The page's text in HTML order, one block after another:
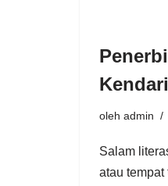
Kendari
oleh admin
Salam
atau tempat